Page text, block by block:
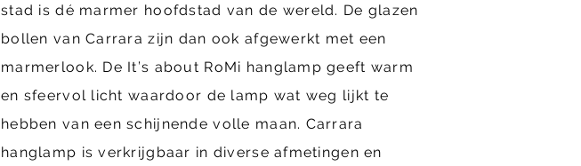
stad is dé marmer hoofdstad van de wereld. De glazen
bollen van Carrara zijn dan ook afgewerkt met een
marmerlook. De It’s about RoMi hanglamp geeft warm
en sfeervol licht waardoor de lamp wat weg lijkt te
hebben van een schijnende volle maan. Carrara
hanglamp is verkrijgbaar in diverse afmetingen en